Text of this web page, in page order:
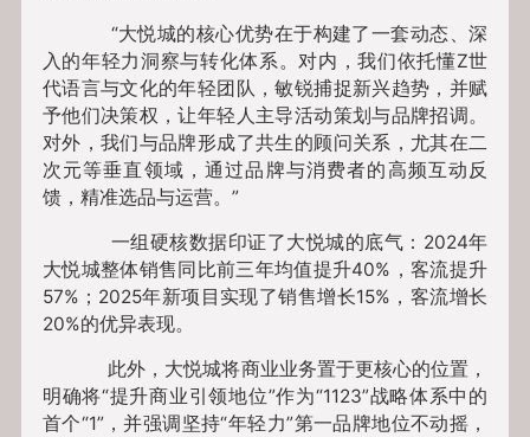
“大悦城的核心优势在于构建了一套动态、深
入的年轻力洞察与转化体系。对内，我们依托懂Z世
代语言与文化的年轻团队，敏锐捕捉新兴趋势，并赋
予他们决策权，让年轻人主导活动策划与品牌招调。
对外，我们与品牌形成了共生的顾问关系，尤其在二
次元等垂直领域，通过品牌与消费者的高频互动反
馈，精准选品与运营。”
一组硬核数据印证了大悦城的底气：2024年
大悦城整体销售同比前三年均值提升40%，客流提升
57%；2025年新项目实现了销售增长15%，客流增长
20%的优异表现。
此外，大悦城将商业业务置于更核心的位置，
明确将“提升商业引领地位”作为“1123”战略体系中的
首个“1”，并强调坚持“年轻力”第一品牌地位不动摇，